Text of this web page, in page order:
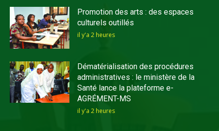
Promotion des arts : des espaces
culturels outillés
il y'a 2 heures
Dématérialisation des procédures
administratives : le ministère de la
Santé lance la plateforme e-
AGRÉMENT-MS
il y'a 2 heures